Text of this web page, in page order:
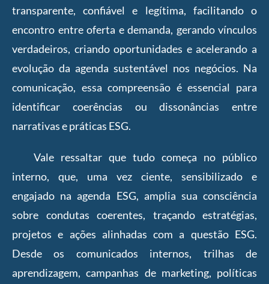
transparente, confiável e legítima, facilitando o
encontro entre oferta e demanda, gerando vínculos
verdadeiros, criando oportunidades e acelerando a
evolução da agenda sustentável nos negócios. Na
comunicação, essa compreensão é essencial para
identificar coerências ou dissonâncias entre
narrativas e práticas ESG.
Vale ressaltar que tudo começa no público
interno, que, uma vez ciente, sensibilizado e
engajado na agenda ESG, amplia sua consciência
sobre condutas coerentes, traçando estratégias,
projetos e ações alinhadas com a questão ESG.
Desde os comunicados internos, trilhas de
aprendizagem, campanhas de marketing, políticas